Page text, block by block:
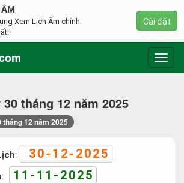
tháng 12 năm 2025
12 năm 2025
: 30-12-2025
: 11-11-2025
Xem Lịch Âm chính
Cài đặt